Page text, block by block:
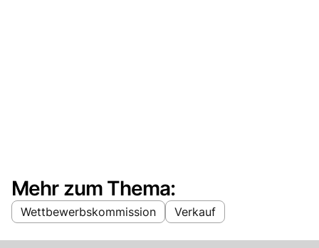
Mehr zum Thema:
Wettbewerbskommission Verkauf